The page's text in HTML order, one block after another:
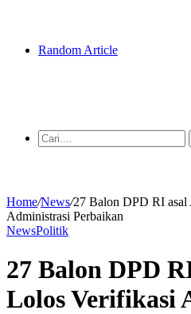
Random Article
Home/News/27 Balon DPD RI
Administrasi Perbaikan
NewsPolitik
27 Balon DPD
Lolos Verifikasi